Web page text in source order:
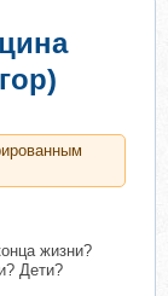
жизни?
Дети?